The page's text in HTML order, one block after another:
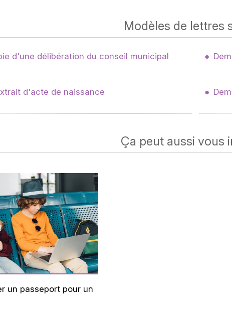
Modèles de lettres
d'une délibération du conseil municipal
d'acte de naissance
Ça peut aussi vous
un passeport pour un